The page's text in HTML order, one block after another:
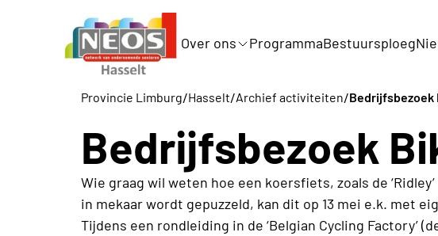
Over ons ProgrammaBestuursploeg
Provincie Limburg/Hasselt/Archief activiteiten/Bedrijfsbezoek
Bedrijfsbezoek
Wie graag wil weten hoe een koersfiets, zoals de ‘Ridley’
in mekaar wordt gepuzzeld, kan dit op 13 mei e.k. met
Tijdens een rondleiding in de ‘Belgian Cycling Factory’